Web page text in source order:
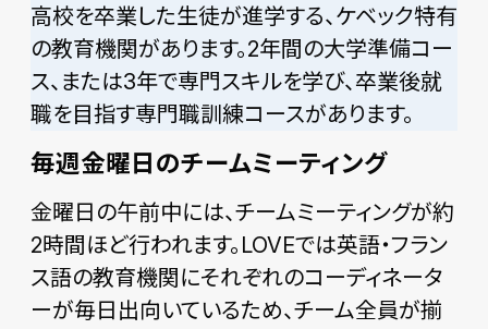
高校を卒業した生徒が進学する、ケベック特有
の教育機関があります。2年間の大学準備コー
ス、または3年で専門スキルを学び、卒業後就
職を目指す専門職訓練コースがあります。
毎週金曜日のチームミーティング
金曜日の午前中には、チームミーティングが約
2時間ほど行われます。LOVEでは英語・フラン
ス語の教育機関にそれぞれのコーディネータ
ーが毎日出向いているため、チーム全員が揃